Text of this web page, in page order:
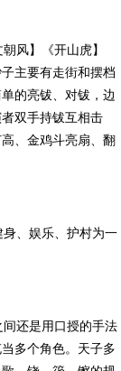
风】《开山虎】
主要有走街和摆档
的亮钹、对钹，边
双手持钹互相击
、金鸡斗亮扇、翻
、娱乐、护村为一
还是用口授的手法
多个角色。天子多